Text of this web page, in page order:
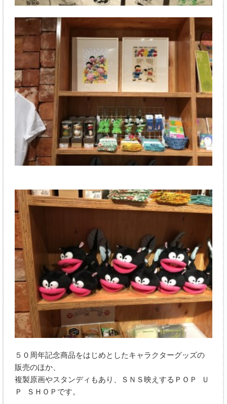
５０周年記念商品をはじめとしたキャラクターグッズの
販売のほか、
複製原画やスタンディもあり、ＳＮＳ映えするＰＯＰ Ｕ
Ｐ ＳＨＯＰです。